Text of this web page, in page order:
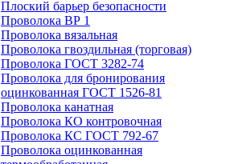
Плоский барьер безопасности
Проволока ВР 1
Проволока вязальная
Проволока гвоздильная (торговая)
Проволока ГОСТ 3282-74
Проволока для бронирования
оцинкованная ГОСТ 1526-81
Проволока канатная
Проволока КО контровочная
Проволока КС ГОСТ 792-67
Проволока оцинкованная